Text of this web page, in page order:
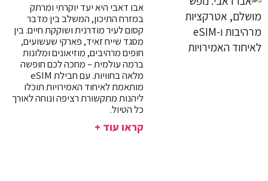
אבו דאבי היא יעד יוקרתי ומרתק
במזרח התיכון, המשלב בין מדבר
קסום לעיר מודרנית ושוקקת חיים. בין
מסגד שייח זאיד, פארקי שעשועים,
חופים מרהיבים, מוזיאונים ומלונות
ברמה עולמית – מחכה לכם חופשה
מלאה בחוויות. עם חבילת eSIM
מותאמת לאיחוד האמירויות תוכלו
ליהנות מתקשורת רציפה ונוחה לאורך
כל הטיול.
קראו עוד +